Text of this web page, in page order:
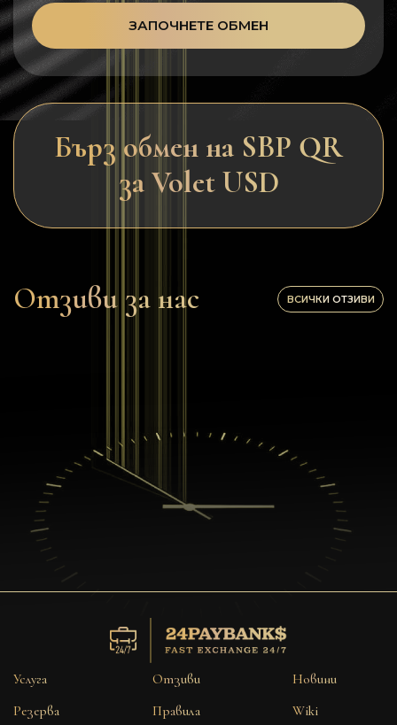
ЗАПОЧНЕТЕ ОБМЕН
Бърз обмен на SBP QR
за Volet USD
Отзиви за нас ВСИЧКИ ОТЗИВИ
Услуга
Резерва
Отзиви
Правила
Новини
Wiki